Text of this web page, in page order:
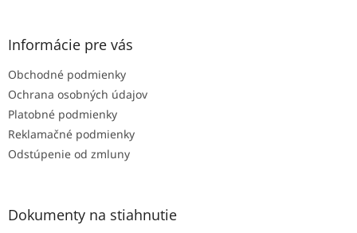
Informácie pre vás
Obchodné podmienky
Ochrana osobných údajov
Platobné podmienky
Reklamačné podmienky
Odstúpenie od zmluny
Dokumenty na stiahnutie